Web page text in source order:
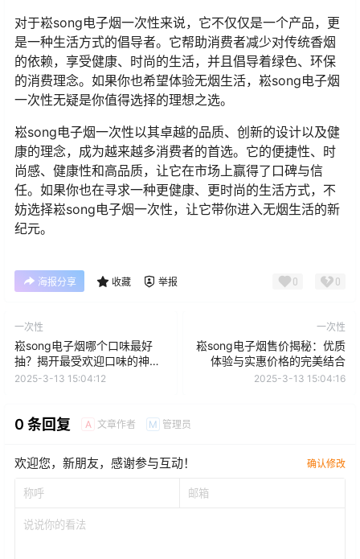
对于崧song电子烟一次性来说，它不仅仅是一个产品，更
是一种生活方式的倡导者。它帮助消费者减少对传统香烟
的依赖，享受健康、时尚的生活，并且倡导着绿色、环保
的消费理念。如果你也希望体验无烟生活，崧song电子烟
一次性无疑是你值得选择的理想之选。
崧song电子烟一次性以其卓越的品质、创新的设计以及健
康的理念，成为越来越多消费者的首选。它的便捷性、时
尚感、健康性和高品质，让它在市场上赢得了口碑与信
任。如果你也在寻求一种更健康、更时尚的生活方式，不
妨选择崧song电子烟一次性，让它带你进入无烟生活的新
纪元。
海报分享 收藏 举报 0 0
一次性
崧song电子烟哪个口味最好
抽？揭开最受欢迎口味的神秘
面纱
2025-3-13 15:04:12
一次性
崧song电子烟售价揭秘：优质
体验与实惠价格的完美结合
2025-3-13 15:04:16
0 条回复 A 文章作者 M 管理员
欢迎您，新朋友，感谢参与互动！ 确认修改